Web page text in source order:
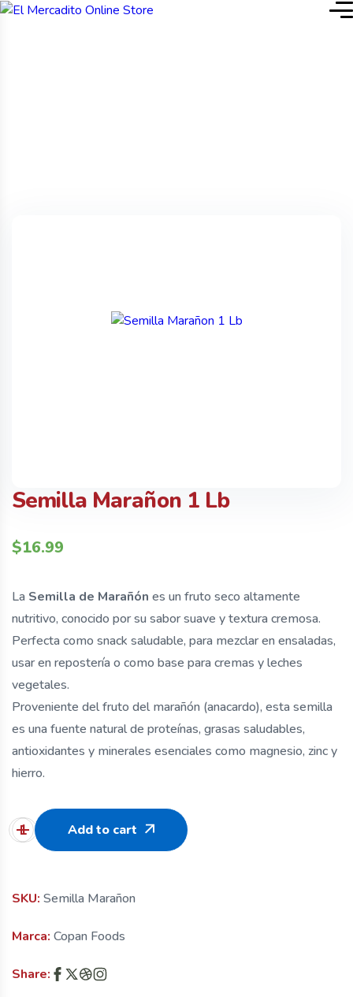
Semilla Marañon 1 Lb
$16.99
La Semilla de Marañón es un fruto seco altamente
nutritivo, conocido por su sabor suave y textura cremosa.
Perfecta como snack saludable, para mezclar en ensaladas,
usar en repostería o como base para cremas y leches
vegetales.
Proveniente del fruto del marañón (anacardo), esta semilla
es una fuente natural de proteínas, grasas saludables,
antioxidantes y minerales esenciales como magnesio, zinc y
hierro.
Add to cart
SKU: Semilla Marañon
Marca: Copan Foods
Share: